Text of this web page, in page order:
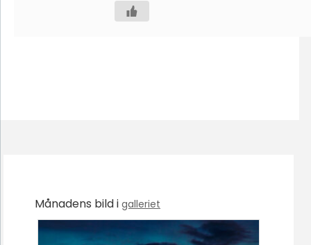
Månadens bild i galleriet